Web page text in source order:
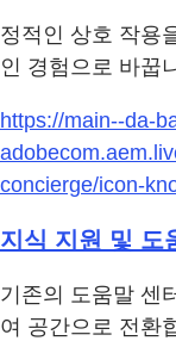
정적인 상호 작용
인 경험으로 바꿉
https://main--da-
concierge/icon-
지식 지원 및 도
기존의 도움말 센
여 공간으로 전환